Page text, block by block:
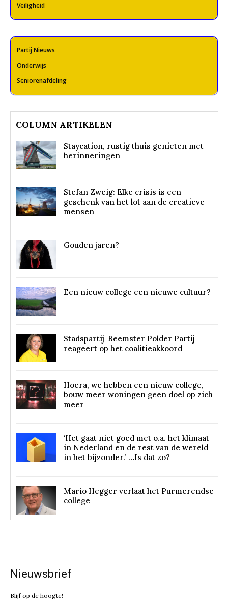
Veiligheid
Partij Nieuws
Onderwijs
Seniorenafdeling
COLUMN ARTIKELEN
Staycation, rustig thuis genieten met
herinneringen
Stefan Zweig: Elke crisis is een
geschenk van het lot aan de creatieve
mensen
Gouden jaren?
Een nieuw college een nieuwe cultuur?
Stadspartij-Beemster Polder Partij
reageert op het coalitieakkoord
Hoera, we hebben een nieuw college,
bouw meer woningen geen doel op zich
meer
‘Het gaat niet goed met o.a. het klimaat
in Nederland en de rest van de wereld
in het bijzonder.’ …Is dat zo?
Mario Hegger verlaat het Purmerendse
college
Nieuwsbrief
Blijf op de hoogte!